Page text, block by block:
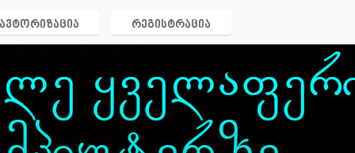
ავტორიზაცია რეგისტრაცია